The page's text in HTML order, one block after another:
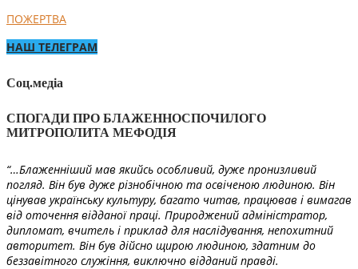
ПОЖЕРТВА
НАШ ТЕЛЕГРАМ
Соц.медіа
СПОГАДИ ПРО БЛАЖЕННОСПОЧИЛОГО
МИТРОПОЛИТА МЕФОДІЯ
“…Блаженніший мав якийсь особливий, дуже пронизливий
погляд. Він був дуже різнобічною та освіченою людиною. Він
цінував українську культуру, багато читав, працював і вимагав
від оточення відданої праці. Природжений адміністратор,
дипломат, вчитель і приклад для наслідування, непохитний
авторитет. Він був дійсно щирою людиною, здатним до
беззавітного служіння, виключно відданий правді.